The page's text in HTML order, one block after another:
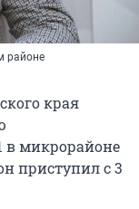
районе
края
в микрорайоне
приступил с 3